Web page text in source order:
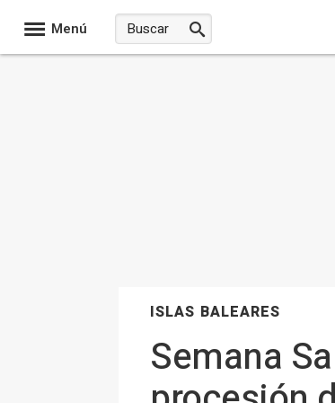
Menú
ISLAS BALEARES
Semana